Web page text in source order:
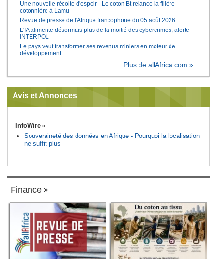
Une nouvelle récolte d'espoir - Le coton Bt relance la filière
cotonnière à Lamu
Revue de presse de l'Afrique francophone du 05 août 2026
L'IA alimente désormais plus de la moitié des cybercrimes, alerte
INTERPOL
Le pays veut transformer ses revenus miniers en moteur de
développement
Plus de allAfrica.com »
Avis et Annonces
InfoWire
Souveraineté des données en Afrique - Pourquoi la localisation
ne suffit plus
Finance